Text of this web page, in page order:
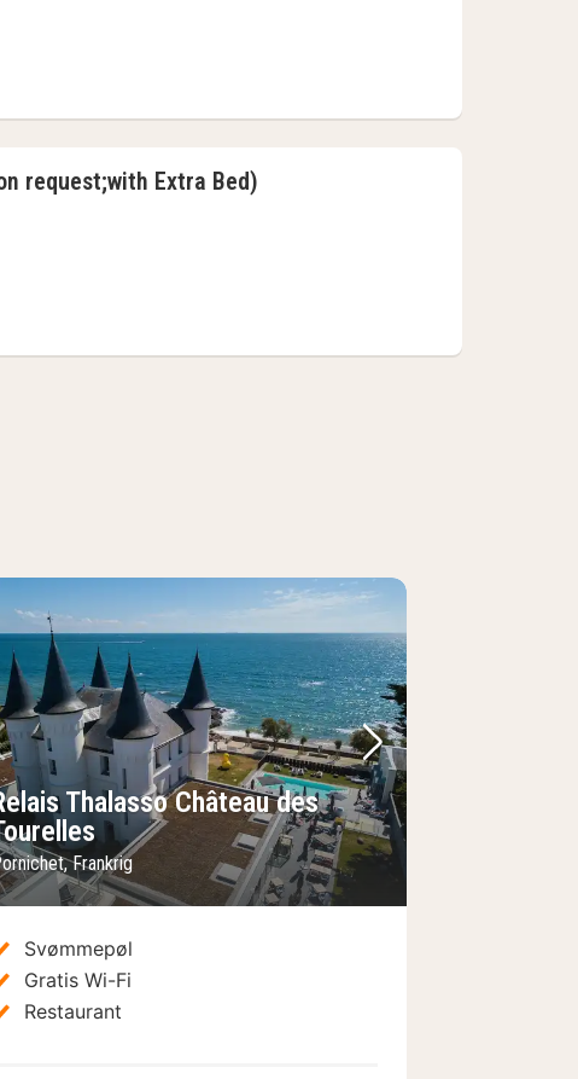
request;with Extra Bed)
Forrige billede
Næste billede
Thalasso Château des
Frankrig
Svømmepøl
Gratis Wi-Fi
Restaurant